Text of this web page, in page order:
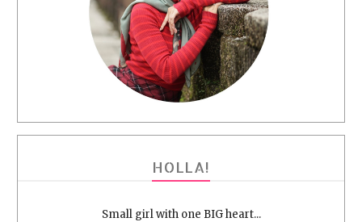
HOLLA!
Small girl with one BIG heart...